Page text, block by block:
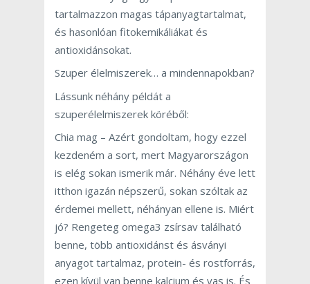
tartalmazzon magas tápanyagtartalmat,
és hasonlóan fitokemikáliákat és
antioxidánsokat.
Szuper élelmiszerek… a mindennapokban?
Lássunk néhány példát a
szuperélelmiszerek köréből:
Chia mag – Azért gondoltam, hogy ezzel
kezdeném a sort, mert Magyarországon
is elég sokan ismerik már. Néhány éve lett
itthon igazán népszerű, sokan szóltak az
érdemei mellett, néhányan ellene is. Miért
jó? Rengeteg omega3 zsírsav található
benne, több antioxidánst és ásványi
anyagot tartalmaz, protein- és rostforrás,
ezen kívül van benne kalcium és vas is. És